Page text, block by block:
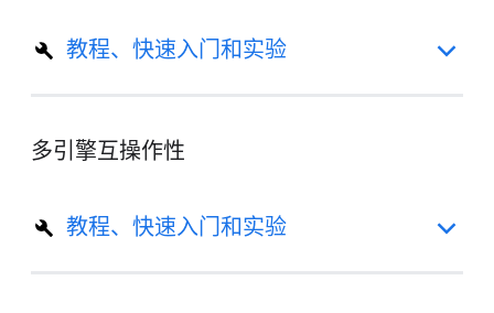
教程、快速入门和实验
多引擎互操作性
教程、快速入门和实验